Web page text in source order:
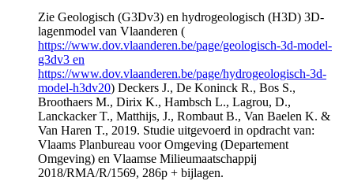
Zie Geologisch (G3Dv3) en hydrogeologisch (H3D) 3D-
lagenmodel van Vlaanderen (
https://www.dov.vlaanderen.be/page/geologisch-3d-model-
g3dv3 en
https://www.dov.vlaanderen.be/page/hydrogeologisch-3d-
model-h3dv20) Deckers J., De Koninck R., Bos S.,
Broothaers M., Dirix K., Hambsch L., Lagrou, D.,
Lanckacker T., Matthijs, J., Rombaut B., Van Baelen K. &
Van Haren T., 2019. Studie uitgevoerd in opdracht van:
Vlaams Planbureau voor Omgeving (Departement
Omgeving) en Vlaamse Milieumaatschappij
2018/RMA/R/1569, 286p + bijlagen.